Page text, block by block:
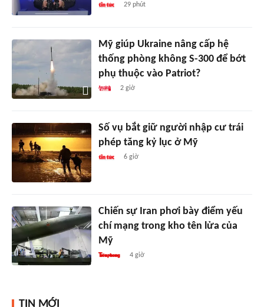
29 phút
Mỹ giúp Ukraine nâng cấp hệ
thống phòng không S-300 để bớt
phụ thuộc vào Patriot?
2 giờ
Số vụ bắt giữ người nhập cư trái
phép tăng kỷ lục ở Mỹ
6 giờ
Chiến sự Iran phơi bày điểm yếu
chí mạng trong kho tên lửa của
Mỹ
4 giờ
TIN MỚI